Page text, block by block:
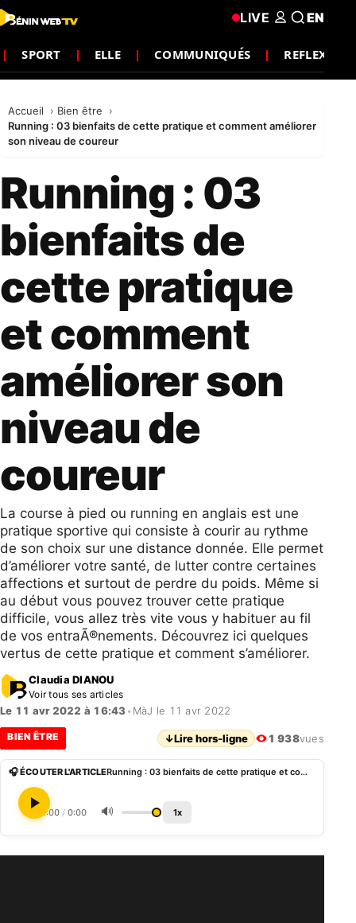
SPORT ELLE COMMUNIQUÉS REFLEXION
LIVE EN
Accueil
Bien être
Running : 03 bienfaits de cette pratique et comment améliorer
son niveau de coureur
Running : 03
bienfaits de
cette pratique
et comment
améliorer son
niveau de
coureur
La course à pied ou running en anglais est une
pratique sportive qui consiste à courir au rythme
de son choix sur une distance donnée. Elle permet
d’améliorer votre santé, de lutter contre certaines
affections et surtout de perdre du poids. Même si
au début vous pouvez trouver cette pratique
difficile, vous allez très vite vous y habituer au fil
de vos entraÃ®nements. Découvrez ici quelques
vertus de cette pratique et comment s’améliorer.
Claudia DIANOU
Voir tous ses articles
Le 11 avr 2022 à 16:43• MàJ le 11 avr 2022
BIEN ÊTRE ↓Lire hors-ligne 1 938vues
🎧 ÉCOUTER L'ARTICLE Running : 03 bienfaits de cette pratique et comment améliorer son niveau de coureur
0:00 / 0:00 🔊 1x